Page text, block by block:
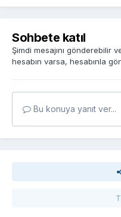
Sohbete katıl
Şimdi mesajını gönderebilir
hesabın varsa, hesabınla
Bu konuya yanıt ver...